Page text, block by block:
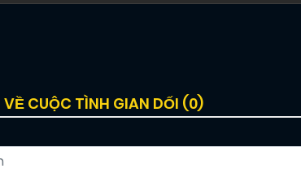
CUỘC TÌNH GIAN DỐI (0)